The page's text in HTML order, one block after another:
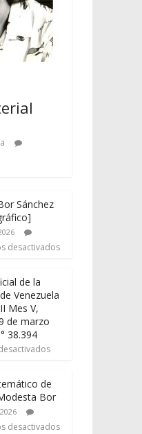
Sánchez
desactivados
de la
Venezuela
Mes V,
de marzo
38.394
de
Bor
desactivados